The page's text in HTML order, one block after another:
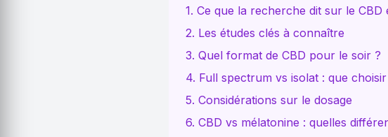
1. Ce que la recherche dit sur le CBD
2. Les études clés à connaître
3. Quel format de CBD pour le soir ?
4. Full spectrum vs isolat : que
5. Considérations sur le dosage
6. CBD vs mélatonine : quelles